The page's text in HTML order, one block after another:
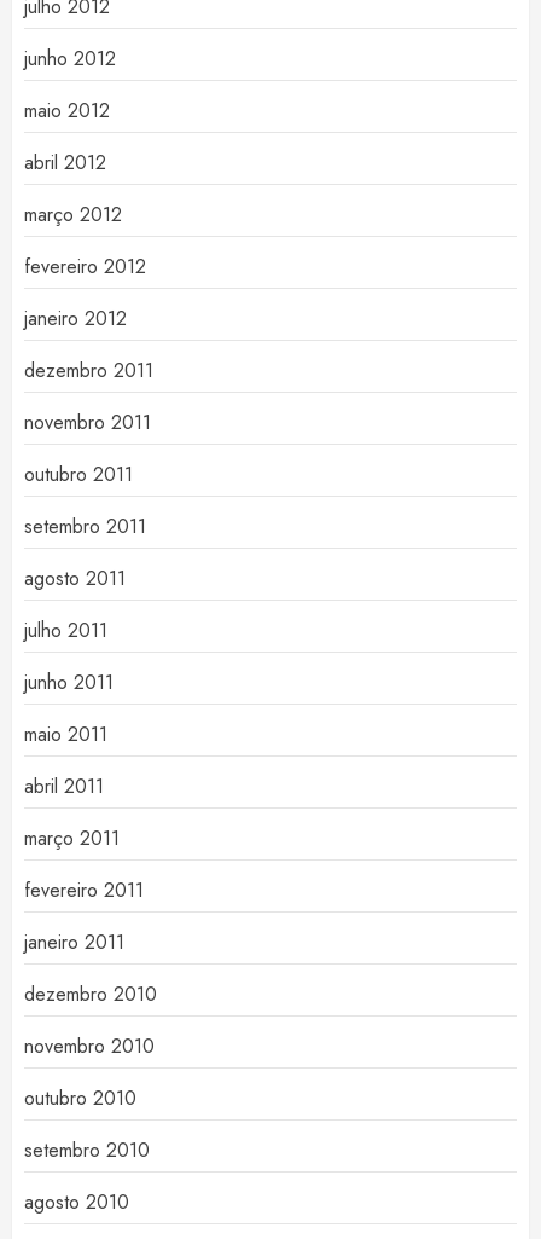
julho 2012
junho 2012
maio 2012
abril 2012
março 2012
fevereiro 2012
janeiro 2012
dezembro 2011
novembro 2011
outubro 2011
setembro 2011
agosto 2011
julho 2011
junho 2011
maio 2011
abril 2011
março 2011
fevereiro 2011
janeiro 2011
dezembro 2010
novembro 2010
outubro 2010
setembro 2010
agosto 2010